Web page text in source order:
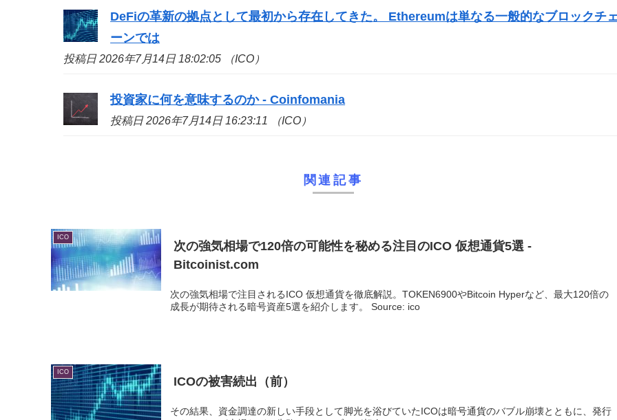
DeFiの革新の拠点として最初から存在してきた。 Ethereumは単なる一般的なブロックチ
ーンでは
投稿日 2026年7月14日 18:02:05 （ICO）
投資家に何を意味するのか - Coinfomania
投稿日 2026年7月14日 16:23:11 （ICO）
関連記事
ICO
次の強気相場で120倍の可能性を秘める注目のICO 仮想通貨5選 -
Bitcoinist.com
次の強気相場で注目されるICO 仮想通貨を徹底解説。TOKEN6900やBitcoin Hyperなど、最大120倍の
成長が期待される暗号資産5選を紹介します。 Source: ico
ICO
ICOの被害続出（前）
その結果、資金調達の新しい手段として脚光を浴びていたICOは暗号通貨のバブル崩壊とともに、発行